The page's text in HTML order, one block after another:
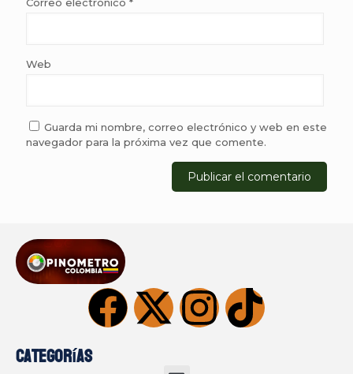
Web
Guarda mi nombre, correo electrónico y web en este
navegador para la próxima vez que comente.
Categorías